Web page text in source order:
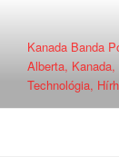
contentKanada Banda
Alberta,
Technológia,